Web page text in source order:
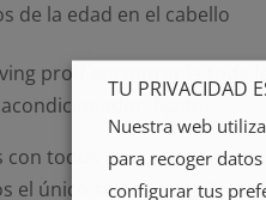
de la edad en el cabello
proff encontrarás toda
fijador…
todos ellos, y los
el único salón Living Proof
TU PRIVACIDAD
Nuestra web
para recoger
configurar tus